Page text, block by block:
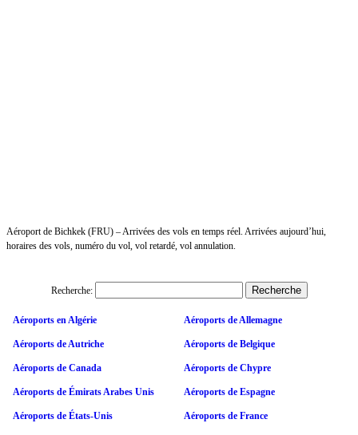
Aéroport de Bichkek (FRU) – Arrivées des vols en temps réel. Arrivées aujourd’hui,
horaires des vols, numéro du vol, vol retardé, vol annulation.
Recherche:
Aéroports en Algérie Aéroports de Allemagne
Aéroports de Autriche Aéroports de Belgique
Aéroports de Canada Aéroports de Chypre
Aéroports de Émirats Arabes Unis Aéroports de Espagne
Aéroports de États-Unis Aéroports de France